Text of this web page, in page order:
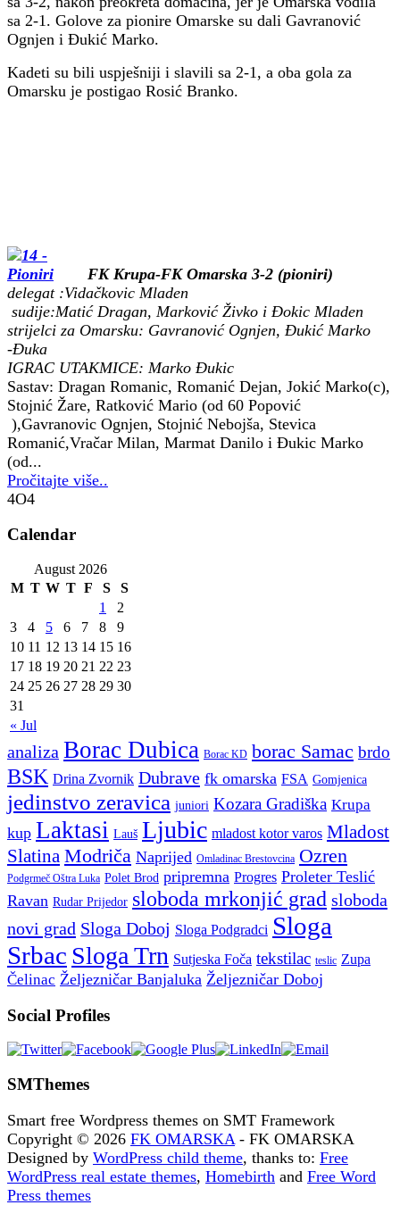
sa 2-1. Golove za pionire Omarske su dali Gavranović
Ognjen i Đukić Marko.
Kadeti su bili uspješniji i slavili sa 2-1, a oba gola za
Omarsku je postigao Rosić Branko.
FK Krupa-FK Omarska 3-2 (pioniri)
delegat :Vidačkovic Mladen
sudije:Matić Dragan, Marković Živko i Đokic Mladen
strijelci za Omarsku: Gavranović Ognjen, Đukić Marko
-Đuka
IGRAC UTAKMICE: Marko Đukic
Sastav: Dragan Romanic, Romanić Dejan, Jokić Marko(c),
Stojnić Žare, Ratković Mario (od 60 Popović
),Gavranovic Ognjen, Stojnić Nebojša, Stevica
Romanić,Vračar Milan, Marmat Danilo i Đukic Marko
(od...
Pročitajte više..
4O4
Calendar
August 2026
M T W T F S S
« Jul
1
2
3
4 5 6 7 8
9
10 11 12 13 14 15 16
17 18 19 20 21 22 23
24 25 26 27 28 29 30
31
analiza Borac Dubica Borac KD borac Samac brdo
BSK Drina Zvornik Dubrave fk omarska FSA Gomjenica
jedinstvo zeravica juniori Kozara Gradiška Krupa
kup Laktasi Lauš Ljubic mladost kotor varos Mladost
Slatina Modriča Naprijed Omladinac Brestovcina Ozren
Podgrmeč Oštra Luka Polet Brod pripremna Progres Proleter Teslić
Ravan Rudar Prijedor sloboda mrkonjić grad sloboda
novi grad Sloga Doboj Sloga Podgradci Sloga
Srbac Sloga Trn Sutjeska Foča tekstilac teslic Zupa
Čelinac Željezničar Banjaluka Željezničar Doboj
Social Profiles
SMThemes
Smart free Wordpress themes on SMT Framework
Copyright © 2026 FK OMARSKA - FK OMARSKA
Designed by WordPress child theme, thanks to: Free
WordPress real estate themes, Homebirth and Free Word
Press themes